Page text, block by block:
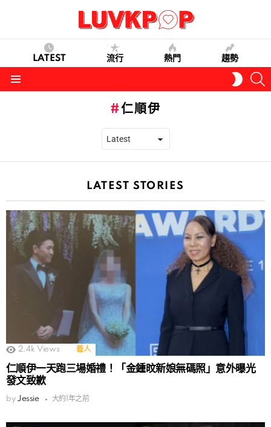
LATEST 流行 熱門 趨勢
SKIN
仁順伊
LATEST STORIES
2.4k Views 藝人
仁順伊一天跑三場婚禮！「金鍾旼新娘無碼照」意外曝光
發文致歉
by Jessie 大約1年之前